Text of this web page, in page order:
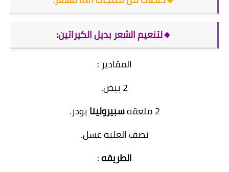
🔸لتنعيم الشعر بديل الكيراتين:
المقادير :
2 بيض.
2 ملعقه
سبيرولينا بودر.
نصف العلبه عسل.
الطريقه: